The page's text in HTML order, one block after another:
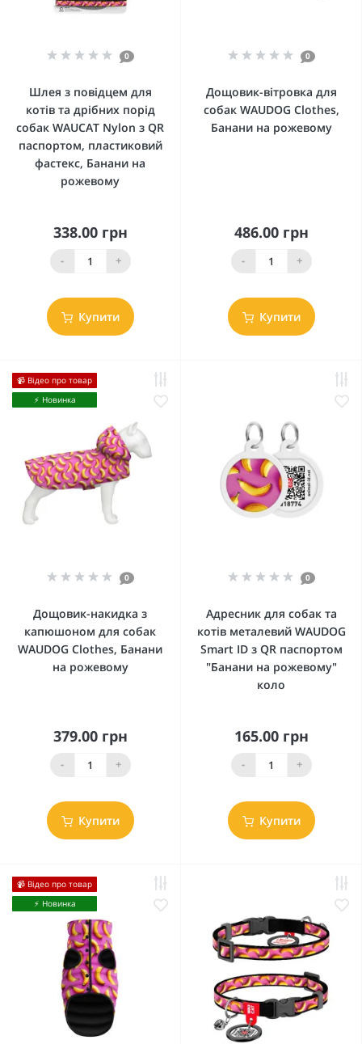
0
Шлея з повідцем для
котів та дрібних порід
собак WAUCAT Nylon з QR
паспортом, пластиковий
фастекс, Банани на
рожевому
338.00 грн
- +
Купити
0
Дощовик-вітровка для
собак WAUDOG Clothes,
Банани на рожевому
486.00 грн
- +
Купити
📹 Відео про товар
⚡️ Новинка
0
Дощовик-накидка з
капюшоном для собак
WAUDOG Clothes, Банани
на рожевому
379.00 грн
- +
Купити
0
Адресник для собак та
котів металевий WAUDOG
Smart ID з QR паспортом
"Банани на рожевому"
коло
165.00 грн
- +
Купити
📹 Відео про товар
⚡️ Новинка